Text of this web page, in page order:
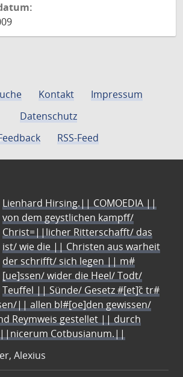
Kontakt
Impressum
Datenschutz
RSS-Feed
Lienhard Hirsing.|| COMOEDIA ||
von dem geystlichen kampff/
Christ=||licher Ritterschafft/ das
ist/ wie die || Christen aus warheit
der schrifft/ sich legen || m#
[ue]ssen/ wider die Heel/ Todt/
Teuffel || Sünde/ Gesetz #[et]c̃ tr#
|| allen bl#[oe]den gewissen/
Reymweis gestellet || durch
Cotbusianum.||
Alexius